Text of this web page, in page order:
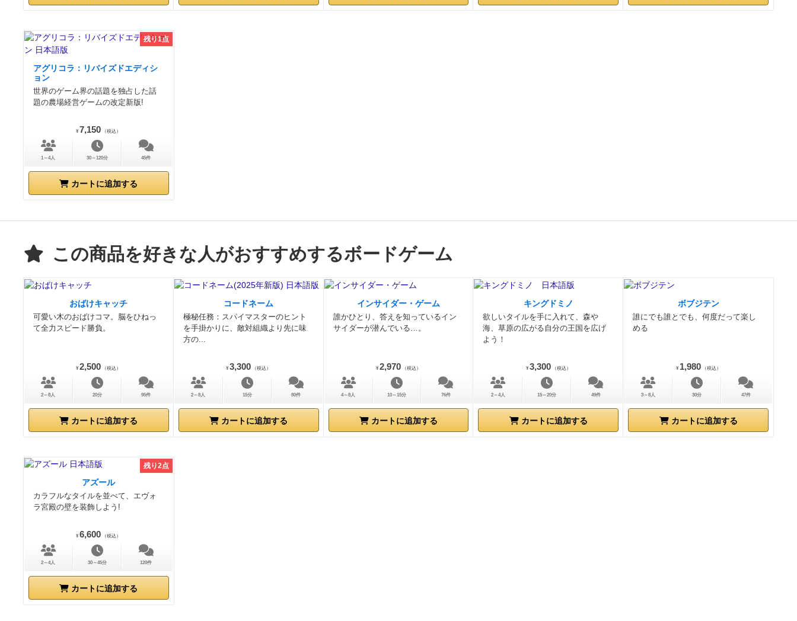
残り1点
アグリコラ：リバイズドエディシ
ョン
世界のゲーム界の話題を独占した話
題の農場経営ゲームの改定新版!
¥ 7,150 （税込）
1～4人 30～120分 45件
カートに追加する
この商品を好きな人がおすすめするボードゲーム
おばけキャッチ
可愛い木のおばけコマ。脳をひねっ
て全力スピード勝負。
¥ 2,500 （税込）
2～8人 20分 95件
カートに追加する
コードネーム
極秘任務：スパイマスターのヒント
を手掛かりに、敵対組織より先に味
方の...
¥ 3,300 （税込）
2～8人 15分 80件
カートに追加する
インサイダー・ゲーム
誰かひとり、答えを知っているイン
サイダーが潜んでいる…。
¥ 2,970 （税込）
4～8人 10～15分 76件
カートに追加する
キングドミノ
欲しいタイルを手に入れて、森や
海、草原の広がる自分の王国を広げ
よう！
¥ 3,300 （税込）
2～4人 15～20分 49件
カートに追加する
ボブジテン
誰にでも誰とでも、何度だって楽し
める
¥ 1,980 （税込）
3～8人 30分 47件
カートに追加する
残り2点
アズール
カラフルなタイルを並べて、エヴォ
ラ宮殿の壁を装飾しよう!
¥ 6,600 （税込）
2～4人 30～45分 120件
カートに追加する